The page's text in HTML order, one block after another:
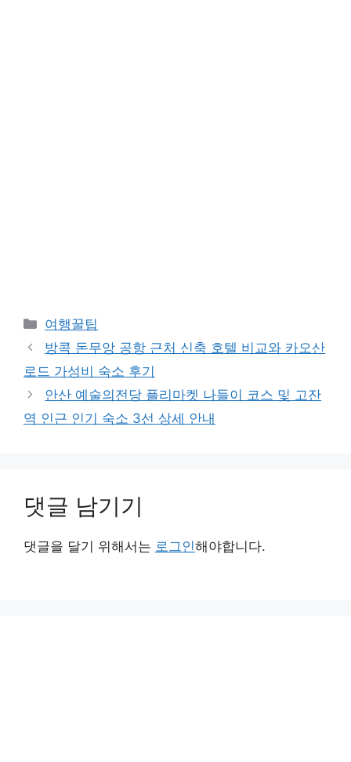
카
테
리
여행꿀팁
방콕 돈무앙 공항 근처 신축 호텔 비교와 카오산
로드 가성비 숙소 후기
안산 예술의전당 플리마켓 나들이 코스 및 고잔
역 인근 인기 숙소 3선 상세 안내
댓글 남기기
댓글을 달기 위해서는 로그인해야합니다.